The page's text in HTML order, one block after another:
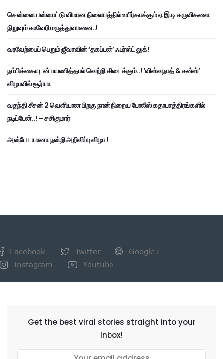
சென்னை பன்னாட்டு விமான நிலையத்தில் உயிர்காக்கும் ஏ.இ.டி கருவிகளை
நிறுவும் காவேரி மருத்துவமனை..!
வரவேற்பைப் பெறும் ஜீவாவின் ‘தகப்பன்’ ஃபர்ஸ்ட் லுக்!
நம்பிக்கையுடன் பயணித்தால் வெற்றி கிடைக்கும்..! ‘விஸ்வநாத் & சன்ஸ்’
விழாவில் சூர்யா
வதந்தி சீசன் 2 வெளியான பிறகு நான் நிறைய போலீஸ் கதாபாத்திரங்களில்
நடிப்பேன்..! – சசிகுமார்
அன்பே டயானா நன்றி அறிவிப்பு விழா !
Facebook Twitter
Google+
Instagram
Youtube
Get the best viral stories straight into your
inbox!